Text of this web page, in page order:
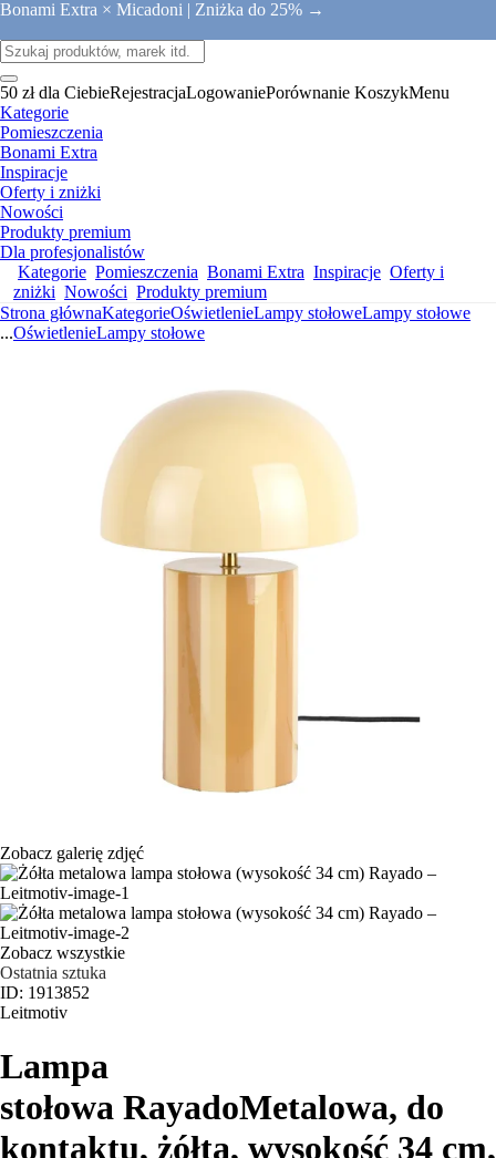
Bonami Extra × Micadoni | Zniżka do 25% →
50 zł dla CiebieRejestracjaLogowaniePorównanie KoszykMenu
Kategorie
Pomieszczenia
Bonami Extra
Inspiracje
Oferty i zniżki
Nowości
Produkty premium
Dla profesjonalistów
Kategorie Pomieszczenia Bonami Extra Inspiracje Oferty i
zniżki Nowości Produkty premium
Strona głównaKategorieOświetlenieLampy stołoweLampy stołowe
...OświetlenieLampy stołowe
Zobacz galerię zdjęć
Zobacz wszystkie
Ostatnia sztuka
ID: 1913852
Leitmotiv
Lampa
stołowa RayadoMetalowa, do
kontaktu, żółta, wysokość 34 cm,